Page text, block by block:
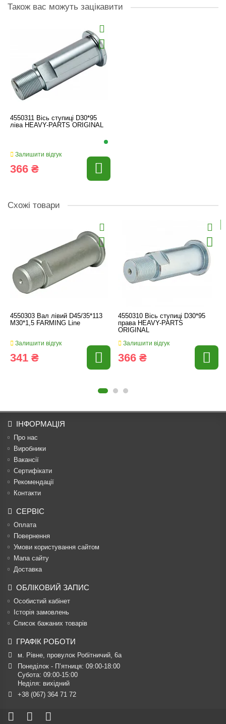
Також вас можуть зацікавити
4550311 Вісь ступиці D30*95
ліва HEAVY-PARTS ORIGINAL
Залишити відгук
366 ₴
Схожі товари
4550303 Вал лівий D45/35*113
M30*1,5 FARMING Line
Залишити відгук
341 ₴
4550310 Вісь ступиці D30*95
права HEAVY-PARTS
ORIGINAL
Залишити відгук
366 ₴
ІНФОРМАЦІЯ
Про нас
Виробники
Вакансії
Сертифікати
Рекомендації
Контакти
СЕРВІС
Оплата
Повернення
Умови користування сайтом
Мапа сайту
Доставка
ОБЛІКОВИЙ ЗАПИС
Особистий кабінет
Історія замовлень
Список бажаних товарів
ГРАФІК РОБОТИ
м. Рівне, провулок Робітничий, 6а
Понеділок - П’ятниця: 09:00-18:00
Субота: 09:00-15:00
Неділя: вихідний
+38 (067) 364 71 72